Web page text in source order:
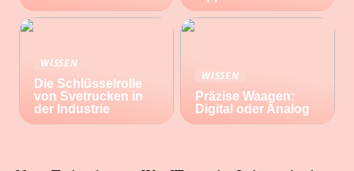
WISSEN
Die Schlüsselrolle
von Svetrucken in
der Industrie
WISSEN
Präzise Waagen:
Digital oder Analog